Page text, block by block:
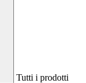
Tutti i prodotti